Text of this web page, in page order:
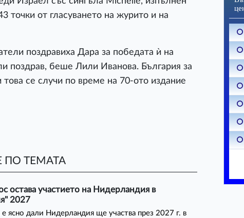
точки от гласуването на журито и на
поздравиха Дара за победата ѝ на
поздрав, беше Лили Иванова. България за
се случи по време на 70-ото издание
ТЕМАТА
остава участието на Нидерландия в
2027
ясно дали Нидерландия ще участва през 2027 г. в